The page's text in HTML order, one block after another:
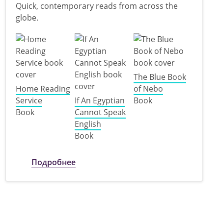
Quick, contemporary reads from across the
globe.
Home Reading
Service
Book
If An Egyptian
Cannot Speak
English
Book
The Blue Book
of Nebo
Book
Подробнеео Around the world in 250 pages or